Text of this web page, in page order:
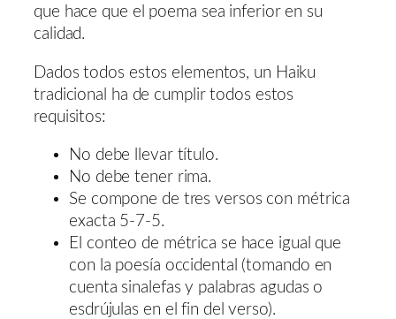
que hace que el poema sea inferior en su
calidad.
Dados todos estos elementos, un Haiku
tradicional ha de cumplir todos estos
requisitos:
No debe llevar título.
No debe tener rima.
Se compone de tres versos con métrica
exacta 5-7-5.
El conteo de métrica se hace igual que
con la poesía occidental (tomando en
cuenta sinalefas y palabras agudas o
esdrújulas en el fin del verso).